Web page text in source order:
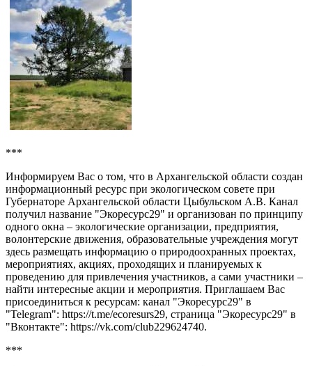
***
Информируем Вас о том, что в Архангельской области создан
информационный ресурс при экологическом совете при
Губернаторе Архангельской области Цыбульском А.В. Канал
получил название "Экоресурс29" и организован по принципу
одного окна – экологические организации, предприятия,
волонтерские движения, образовательные учреждения могут
здесь размещать информацию о природоохранных проектах,
мероприятиях, акциях, проходящих и планируемых к
проведению для привлечения участников, а сами участники –
найти интересные акции и мероприятия. Приглашаем Вас
присоединиться к ресурсам: канал "Экоресурс29" в
"Telegram": https://t.me/ecoresurs29, страница "Экоресурс29" в
"Вконтакте": https://vk.com/club229624740.
***